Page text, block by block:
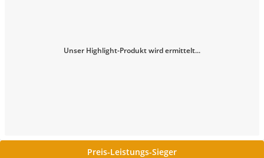
Unser Highlight-Produkt wird ermittelt...
Preis-Leistungs-Sieger